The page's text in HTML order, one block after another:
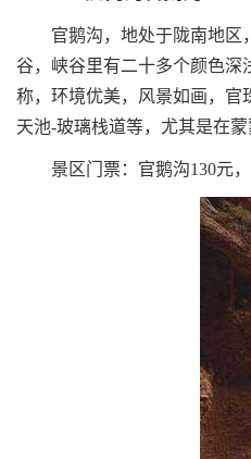
官鹅沟，地处于陇南地区，
谷，峡谷里有二十多个颜色深
称，环境优美，风景如画，官
天池-玻璃栈道等，尤其是在
景区门票：官鹅沟130元，